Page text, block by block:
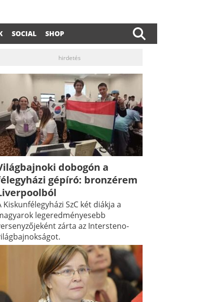
SOCIAL SHOP
hirdetés
dobogón a
gépíró: bronzérem
Kiskunfélegyházi SzC két diákja a
legeredményesebb
zárta az Intersteno-